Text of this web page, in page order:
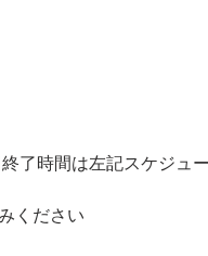
了時間は左記スケジュ
ください